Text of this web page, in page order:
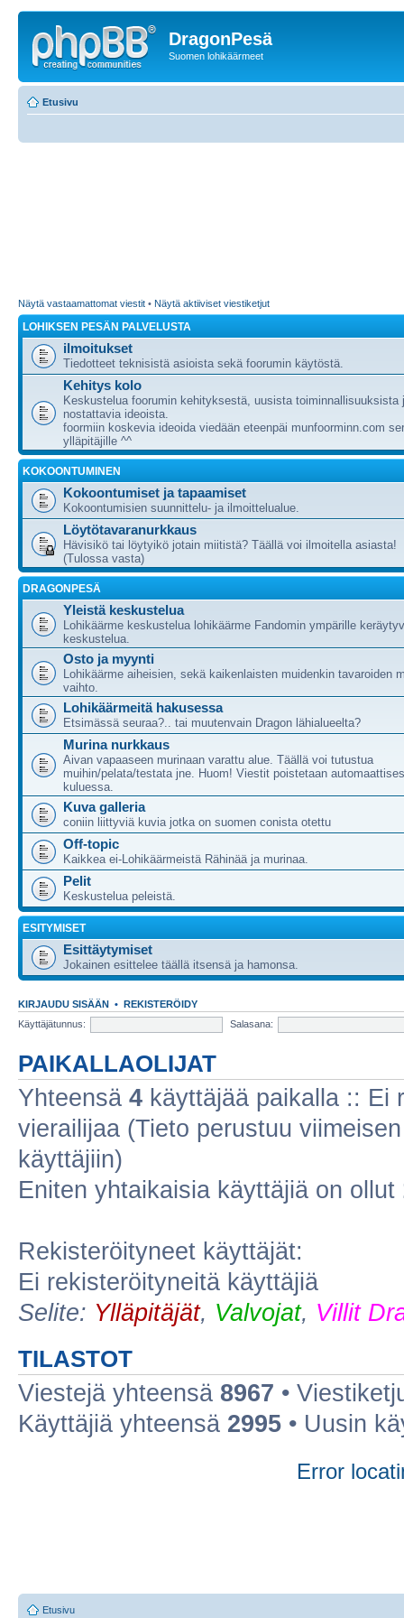
DragonPesä
Suomen lohikäärmeet
Etusivu
Näytä vastaamattomat viestit • Näytä aktiiviset viestiketjut
LOHIKSEN PESÄN PALVELUSTA
ilmoitukset
Tiedotteet teknisistä asioista sekä foorumin käytöstä.
Kehitys kolo
Keskustelua foorumin kehityksestä, uusista toiminnallisuuksista
nostattavia ideoista.
foormiin koskevia ideoida viedään eteenpäi munfoorminn.com
ylläpitäjille ^^
KOKOONTUMINEN
Kokoontumiset ja tapaamiset
Kokoontumisien suunnittelu- ja ilmoittelualue.
Löytötavaranurkkaus
Hävisikö tai löytyikö jotain miitistä? Täällä voi ilmoitella asiasta!
(Tulossa vasta)
DRAGONPESÄ
Yleistä keskustelua
Lohikäärme keskustelua lohikäärme Fandomin ympärille
keskustelua.
Osto ja myynti
Lohikäärme aiheisien, sekä kaikenlaisten muidenkin tavaroiden
vaihto.
Lohikäärmeitä hakusessa
Etsimässä seuraa?.. tai muutenvain Dragon lähialueelta?
Murina nurkkaus
Aivan vapaaseen murinaan varattu alue. Täällä voi tutustua
muihin/pelata/testata jne. Huom! Viestit poistetaan
kuluessa.
Kuva galleria
coniin liittyviä kuvia jotka on suomen conista otettu
Off-topic
Kaikkea ei-Lohikäärmeistä Rähinää ja murinaa.
Pelit
Keskustelua peleistä.
ESITYMISET
Esittäytymiset
Jokainen esittelee täällä itsensä ja hamonsa.
KIRJAUDU SISÄÄN • REKISTERÖIDY
Käyttäjätunnus:
Salasana:
PAIKALLAOLIJAT
Yhteensä 4 käyttäjää paikalla :: Ei
vierailijaa (Tieto perustuu
käyttäjiin)
Eniten yhtaikaisia käyttäjiä on ollut
Rekisteröityneet käyttäjät:
Ei rekisteröityneitä käyttäjiä
Selite: Ylläpitäjät, Valvojat, Villit
TILASTOT
Viestejä yhteensä 8967 •
Käyttäjiä yhteensä 2995 • Uusin
Error
Etusivu